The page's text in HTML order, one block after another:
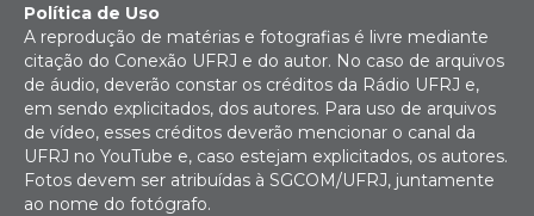
Política de Uso
A reprodução de matérias e fotografias é livre mediante
citação do Conexão UFRJ e do autor. No caso de arquivos
de áudio, deverão constar os créditos da Rádio UFRJ e,
em sendo explicitados, dos autores. Para uso de arquivos
de vídeo, esses créditos deverão mencionar o canal da
UFRJ no YouTube e, caso estejam explicitados, os autores.
Fotos devem ser atribuídas à SGCOM/UFRJ, juntamente
ao nome do fotógrafo.